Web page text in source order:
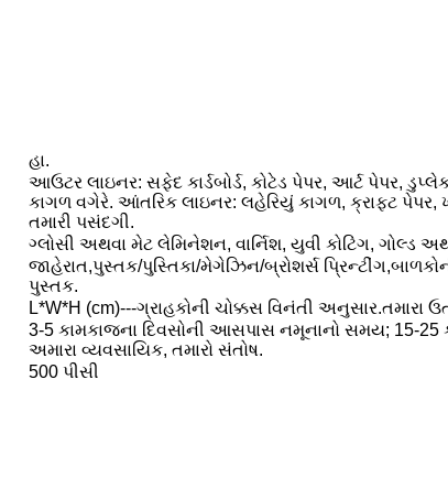
હા.
આઉટર લાઇનર: સફેદ કાર્ડબોર્ડ, કોટેડ પેપર, આર્ટ પેપર,
કાગળ વગેરે. આંતરિક લાઇનર: લહેરિયું કાગળ, ક્રાફ્ટ પેપર,
તમારી પસંદગી.
ગ્લોસી અથવા મેટ લેમિનેશન, વાર્નિશ, યુવી કોટિંગ, ગોલ્ડ
જાહેરાત,પુસ્તક/પુસ્તિકા/મેગેઝિન/બ્રોશર્સ
પુસ્તક.
L*W*H (cm)---ગ્રાહકોની ચોક્કસ વિનંતી અનુસાર.તમારા
3-5 કામકાજના દિવસોની આસપાસ નમૂનાનો સમય; 15-
અમારા વ્યવસાયિક, તમારો સંતોષ.
500 પીસી